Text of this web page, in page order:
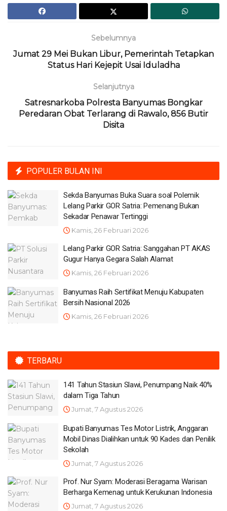
Sebelumnya
Jumat 29 Mei Bukan Libur, Pemerintah Tetapkan
Status Hari Kejepit Usai Iduladha
Selanjutnya
Satresnarkoba Polresta Banyumas Bongkar
Peredaran Obat Terlarang di Rawalo, 856 Butir
Disita
POPULER BULAN INI
Sekda Banyumas Buka Suara soal Polemik
Lelang Parkir GOR Satria: Pemenang Bukan
Sekadar Penawar Tertinggi
Kamis, 26 Februari 2026
Lelang Parkir GOR Satria: Sanggahan PT AKAS
Gugur Hanya Gegara Salah Alamat
Kamis, 26 Februari 2026
Banyumas Raih Sertifikat Menuju Kabupaten
Bersih Nasional 2026
Kamis, 26 Februari 2026
TERBARU
141 Tahun Stasiun Slawi, Penumpang Naik 40%
dalam Tiga Tahun
Jumat, 7 Agustus 2026
Bupati Banyumas Tes Motor Listrik, Anggaran
Mobil Dinas Dialihkan untuk 90 Kades dan Penilik
Sekolah
Jumat, 7 Agustus 2026
Prof. Nur Syam: Moderasi Beragama Warisan
Berharga Kemenag untuk Kerukunan Indonesia
Jumat, 7 Agustus 2026